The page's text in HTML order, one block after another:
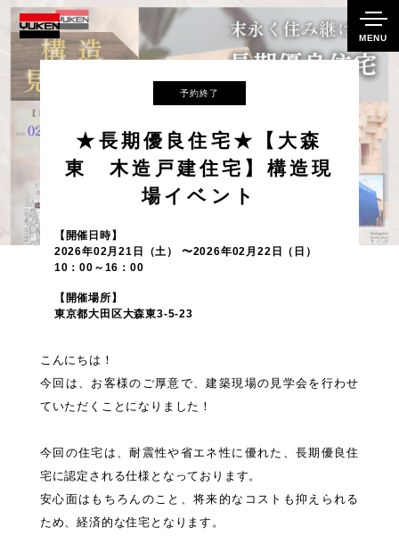
MENU
予約終了
★長期優良住宅★【大森
東 木造戸建住宅】構造現
場イベント
開催日時
2026年02月21日（土） 〜2026年02月22日（日）
10：00～16：00
開催場所
東京都大田区大森東3-5-23
こんにちは！
今回は、お客様のご厚意で、建築現場の見学会を行わせ
ていただくことになりました！
今回の住宅は、耐震性や省エネ性に優れた、長期優良住
宅に認定される仕様となっております。
安心面はもちろんのこと、将来的なコストも抑えられる
ため、経済的な住宅となります。